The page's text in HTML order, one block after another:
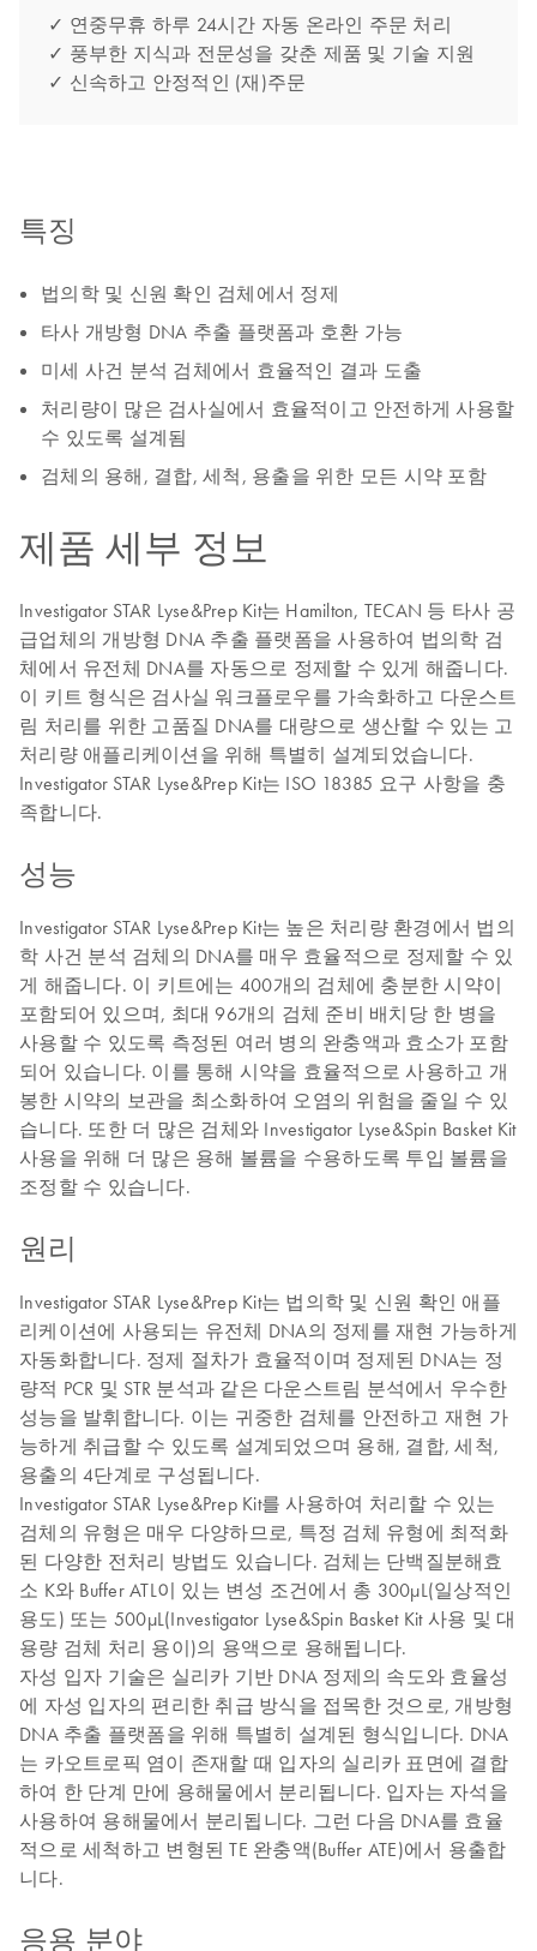
✓ 연중무휴 하루 24시간 자동 온라인 주문 처리
✓ 풍부한 지식과 전문성을 갖춘 제품 및 기술 지원
✓ 신속하고 안정적인 (재)주문
특징
법의학 및 신원 확인 검체에서 정제
타사 개방형 DNA 추출 플랫폼과 호환 가능
미세 사건 분석 검체에서 효율적인 결과 도출
처리량이 많은 검사실에서 효율적이고 안전하게 사용할
수 있도록 설계됨
검체의 용해, 결합, 세척, 용출을 위한 모든 시약 포함
제품 세부 정보
Investigator STAR Lyse&Prep Kit는 Hamilton, TECAN 등 타사 공
급업체의 개방형 DNA 추출 플랫폼을 사용하여 법의학 검
체에서 유전체 DNA를 자동으로 정제할 수 있게 해줍니다.
이 키트 형식은 검사실 워크플로우를 가속화하고 다운스트
림 처리를 위한 고품질 DNA를 대량으로 생산할 수 있는 고
처리량 애플리케이션을 위해 특별히 설계되었습니다.
Investigator STAR Lyse&Prep Kit는 ISO 18385 요구 사항을 충
족합니다.
성능
Investigator STAR Lyse&Prep Kit는 높은 처리량 환경에서 법의
학 사건 분석 검체의 DNA를 매우 효율적으로 정제할 수 있
게 해줍니다. 이 키트에는 400개의 검체에 충분한 시약이
포함되어 있으며, 최대 96개의 검체 준비 배치당 한 병을
사용할 수 있도록 측정된 여러 병의 완충액과 효소가 포함
되어 있습니다. 이를 통해 시약을 효율적으로 사용하고 개
봉한 시약의 보관을 최소화하여 오염의 위험을 줄일 수 있
습니다. 또한 더 많은 검체와 Investigator Lyse&Spin Basket Kit
사용을 위해 더 많은 용해 볼륨을 수용하도록 투입 볼륨을
조정할 수 있습니다.
원리
Investigator STAR Lyse&Prep Kit는 법의학 및 신원 확인 애플
리케이션에 사용되는 유전체 DNA의 정제를 재현 가능하게
자동화합니다. 정제 절차가 효율적이며 정제된 DNA는 정
량적 PCR 및 STR 분석과 같은 다운스트림 분석에서 우수한
성능을 발휘합니다. 이는 귀중한 검체를 안전하고 재현 가
능하게 취급할 수 있도록 설계되었으며 용해, 결합, 세척,
용출의 4단계로 구성됩니다.
Investigator STAR Lyse&Prep Kit를 사용하여 처리할 수 있는
검체의 유형은 매우 다양하므로, 특정 검체 유형에 최적화
된 다양한 전처리 방법도 있습니다. 검체는 단백질분해효
소 K와 Buffer ATL이 있는 변성 조건에서 총 300µL(일상적인
용도) 또는 500µL(Investigator Lyse&Spin Basket Kit 사용 및 대
용량 검체 처리 용이)의 용액으로 용해됩니다.
자성 입자 기술은 실리카 기반 DNA 정제의 속도와 효율성
에 자성 입자의 편리한 취급 방식을 접목한 것으로, 개방형
DNA 추출 플랫폼을 위해 특별히 설계된 형식입니다. DNA
는 카오트로픽 염이 존재할 때 입자의 실리카 표면에 결합
하여 한 단계 만에 용해물에서 분리됩니다. 입자는 자석을
사용하여 용해물에서 분리됩니다. 그런 다음 DNA를 효율
적으로 세척하고 변형된 TE 완충액(Buffer ATE)에서 용출합
니다.
응용 분야